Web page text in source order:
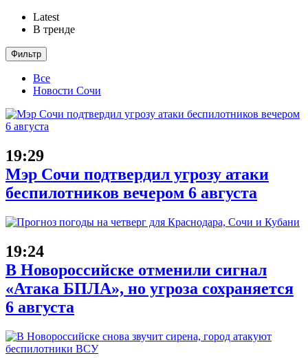
Latest
В тренде
Фильтр
Все
Новости Сочи
19:29
Мэр Сочи подтвердил угрозу атаки
беспилотников вечером 6 августа
19:24
В Новороссийске отменили сигнал
«Атака БПЛА», но угроза сохраняется
6 августа